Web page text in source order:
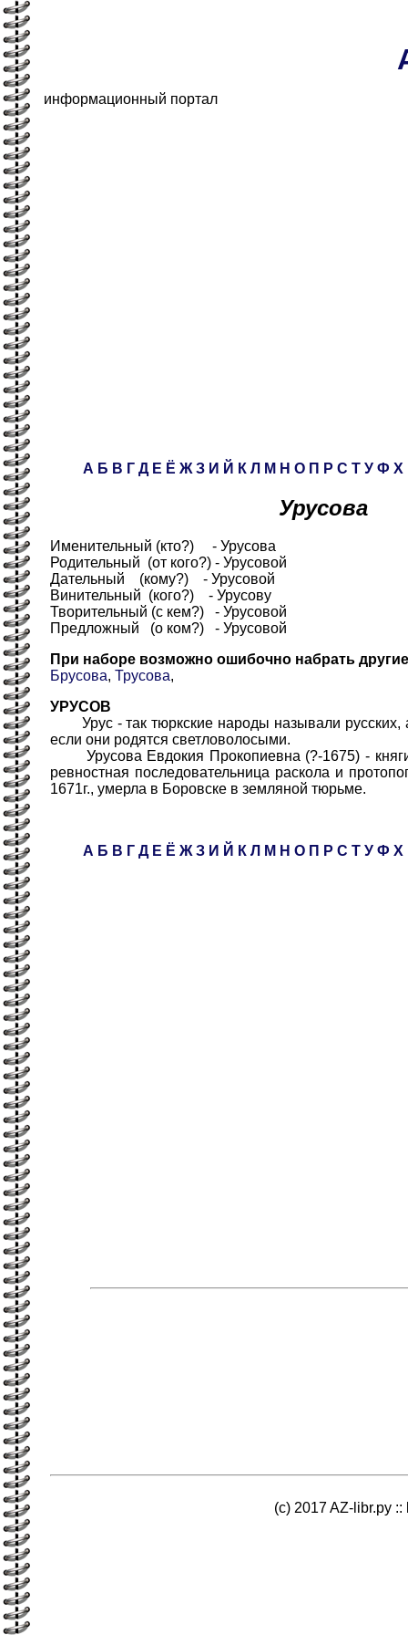
информационный портал
А Б В Г Д Е Ё Ж З И Й К Л М Н О П Р С Т У Ф Х
Урусова
Именительный (кто?) - Урусова
Родительный (от кого?) - Урусовой
Дательный (кому?) - Урусовой
Винительный (кого?) - Урусову
Творительный (с кем?) - Урусовой
Предложный (о ком?) - Урусовой
При наборе возможно ошибочно набрать
Брусова, Трусова,
УРУСОВ
Урус - так тюркские народы называли русских,
если они родятся светловолосыми.
Урусова Евдокия Прокопиевна (?-1675) -
ревностная последовательница раскола и
1671г., умерла в Боровске в земляной тюрьме.
А Б В Г Д Е Ё Ж З И Й К Л М Н О П Р С Т У Ф Х
(c) 2017 AZ-libr.ру ::